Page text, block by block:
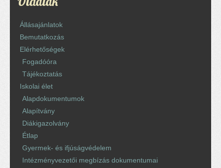
Állásajánlatok
Bemutatkozás
Elérhetőségek
Fogadóóra
Tájékoztatás
Iskolai élet
Alapdokumentumok
Alapítvány
Diákigazolvány
Étlap
Gyermek- és ifjúságvédelem
Intézményvezetői megbízás dokumentumai